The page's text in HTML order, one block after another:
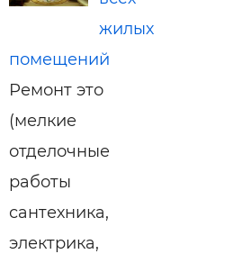
жилых
помещений
Ремонт это
(мелкие
отделочные
работы
сантехника,
электрика,